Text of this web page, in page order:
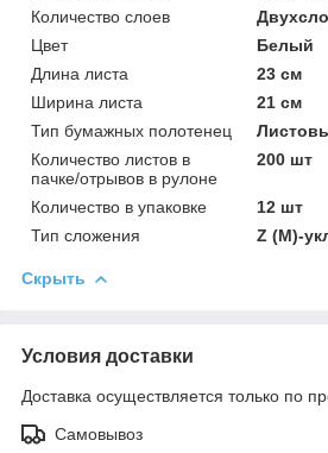
Количество слоев
Цвет
Белый
Длина листа
23 см
Ширина листа
21 см
Тип бумажных полотенец
Количество листов в
пачке/отрывов в рулоне
200 шт
Количество в упаковке
12 шт
Тип сложения
Z (M)-
Скрыть
Условия доставки
Доставка осуществляется только по
Самовывоз